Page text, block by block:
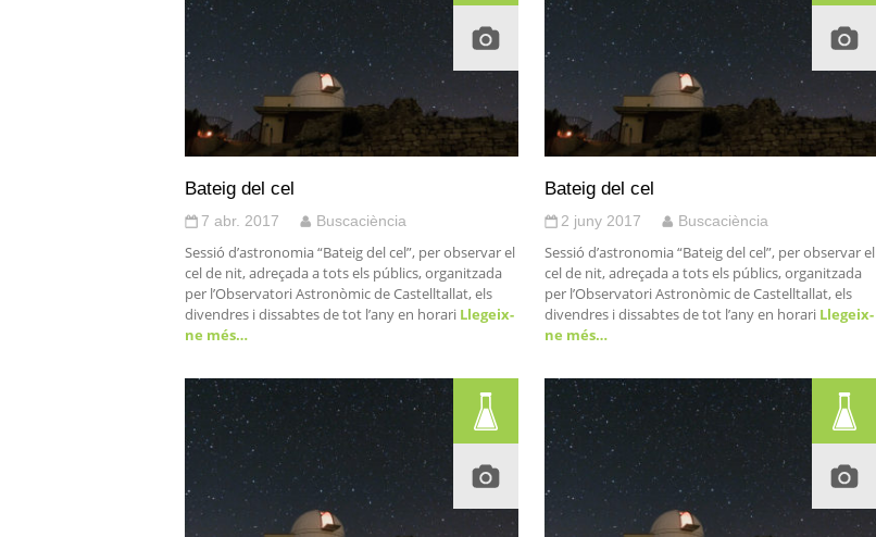
Bateig del cel
7 abr. 2017 Buscaciència
Sessió d’astronomia “Bateig del cel”, per observar el
cel de nit, adreçada a tots els públics, organitzada
per l’Observatori Astronòmic de Castelltallat, els
divendres i dissabtes de tot l’any en horari Llegeix-
ne més…
Bateig del cel
2 juny 2017 Buscaciència
Sessió d’astronomia “Bateig del cel”, per observar el
cel de nit, adreçada a tots els públics, organitzada
per l’Observatori Astronòmic de Castelltallat, els
divendres i dissabtes de tot l’any en horariLlegeix-
ne més…